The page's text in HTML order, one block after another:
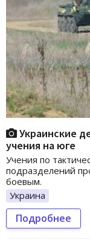
Украинские
учения на юге
Учения по
подразделений
боевым.
Украина
Подробнее